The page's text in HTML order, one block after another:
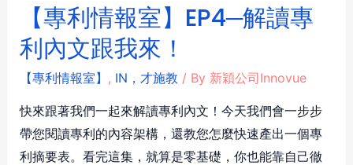
【專利情報室】EP4─解讀專
利內文跟我來！
【專利情報室】 , IN，才施教 / By 新穎公司Innovue
快來跟著我們一起來解讀專利內文！今天我們會一步步
帶您閱讀專利的內容架構，還教您怎麼快速產出一個專
利摘要表。看完這集，就算是零基礎，你也能靠自己徹